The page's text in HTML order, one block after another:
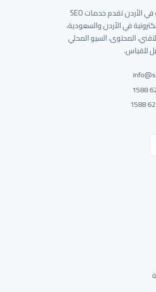
سبايدرلاب شركة سيو في الأردن تقدم خدمات SEO
في الأردن والسعودية،
المحتوى، السيو المحلي
للقياس.